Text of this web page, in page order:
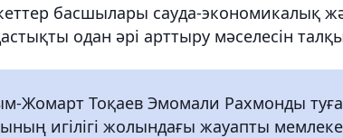
басшылары сауда-экономикалық
одан әрі арттыру мәселесін
Жомарт Тоқаев Эмомали Рахмонды
игілігі жолындағы жауапты